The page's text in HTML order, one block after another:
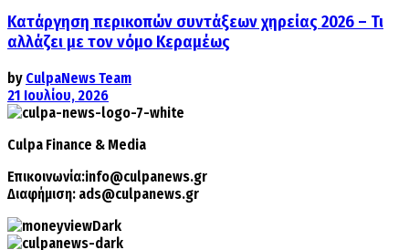
Κατάργηση περικοπών συντάξεων χηρείας 2026 – Τι
αλλάζει με τον νόμο Κεραμέως
by CulpaNews Team
21 Ιουλίου, 2026
Culpa Finance & Media
Επικοινωνία:info@culpanews.gr
Διαφήμιση: ads@culpanews.gr